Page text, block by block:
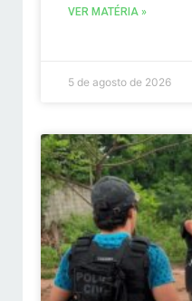
VER MATÉRIA »
5 de agosto de 2026